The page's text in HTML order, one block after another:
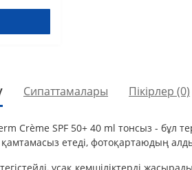
Сипаттамалары Пікірлер (0)
Crème SPF 50+ 40 ml тонсыз - бұл
етеді, фотоқартаюдың